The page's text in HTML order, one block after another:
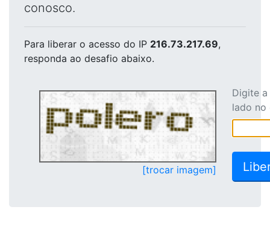
conosco.
Para liberar o acesso do IP 216.73.217.69,
responda ao desafio abaixo.
[trocar imagem]
Digite
lado no